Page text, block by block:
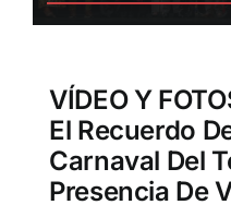
VÍDEO Y
El Recuerdo
Carnaval Del
Presencia De